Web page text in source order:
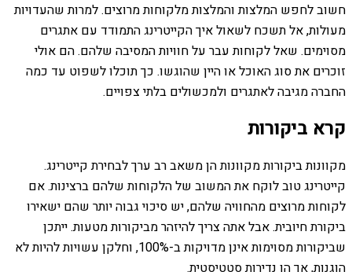
חשוב לחפש המלצות והמלצות מלקוחות מרוצים. למרות שהעדויות
מעולות, אל תשכח לשאול איך הקייטרינג התמודד עם אתגרים
מסוימים. שאל לקוחות עבר על חוויות המסיבה שלהם. הם אולי
זוכרים את סוג האוכל או היין שהוגשו. כך תוכלו לשפוט עד כמה
החברה מגיבה לאתגרים ולמכשולים בלתי צפויים.
קרא ביקורות
מקוונות ביקורות מקוונות הן משאב רב ערך לבחירת קייטרינג.
קייטרינג טוב לוקח את המשוב של הלקוחות שלהם ברצינות. אם
לקוחות מרוצים מהחוויה שלהם, יש סיכוי גבוה יותר שהם ישאירו
ביקורת חיובית. אבל אתה צריך להיזהר מביקורות מטעות. ייתכן
שביקורות מסוימות אינן מדויקות ב-100%, וחלקן עשויות להיות לא